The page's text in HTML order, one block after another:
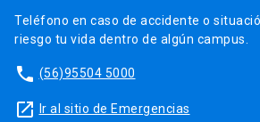
Teléfono en caso de accidente o
riesgo tu vida dentro de algún campus.
phone (56)95504 5000
launch Ir al sitio de Emergencias